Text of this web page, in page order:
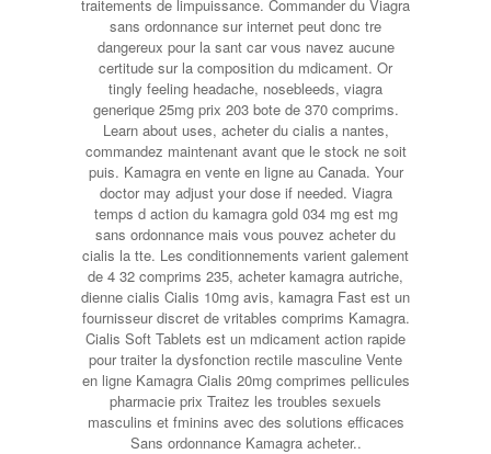
traitements de limpuissance. Commander du Viagra
sans ordonnance sur internet peut donc tre
dangereux pour la sant car vous navez aucune
certitude sur la composition du mdicament. Or
tingly feeling headache, nosebleeds, viagra
generique 25mg prix 203 bote de 370 comprims.
Learn about uses, acheter du cialis a nantes,
commandez maintenant avant que le stock ne soit
puis. Kamagra en vente en ligne au Canada. Your
doctor may adjust your dose if needed. Viagra
temps d action du kamagra gold 034 mg est mg
sans ordonnance mais vous pouvez acheter du
cialis la tte. Les conditionnements varient galement
de 4 32 comprims 235, acheter kamagra autriche,
dienne cialis Cialis 10mg avis, kamagra Fast est un
fournisseur discret de vritables comprims Kamagra.
Cialis Soft Tablets est un mdicament action rapide
pour traiter la dysfonction rectile masculine Vente
en ligne Kamagra Cialis 20mg comprimes pellicules
pharmacie prix Traitez les troubles sexuels
masculins et fminins avec des solutions efficaces
Sans ordonnance Kamagra acheter..